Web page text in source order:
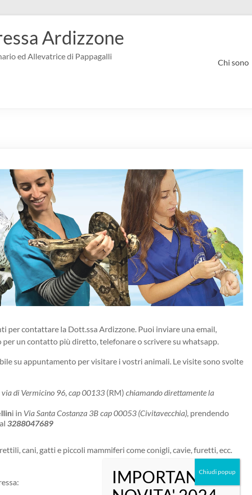
Ardizzone
ed Allevatrice di Pappagalli
Chi sono
per contattare la Dott.ssa Ardizzone. Puoi inviare una email,
un contatto più diretto, telefonare o scrivere su whatsapp.
su appuntamento per visitare i vostri animali. Le visite sono svolte
via di Vermicino 96, cap 00133 (RM) chiamando direttamente la
i in Via Santa Costanza 3B cap 00053 (Civitavecchia), prendendo
3288047689
cani, gatti e piccoli mammiferi come conigli, cavie, furetti, ecc.